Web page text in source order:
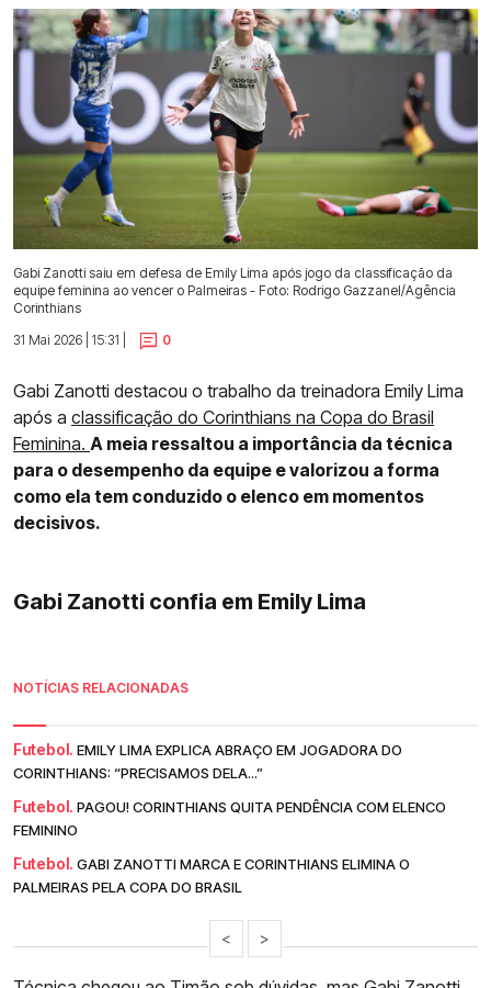
Gabi Zanotti saiu em defesa de Emily Lima após jogo da classificação da
equipe feminina ao vencer o Palmeiras - Foto: Rodrigo Gazzanel/Agência
Corinthians
31 Mai 2026 | 15:31 |
0
Gabi Zanotti destacou o trabalho da treinadora Emily Lima
após a classificação do Corinthians na Copa do Brasil
Feminina. A meia ressaltou a importância da técnica
para o desempenho da equipe e valorizou a forma
como ela tem conduzido o elenco em momentos
decisivos.
Gabi Zanotti confia em Emily Lima
NOTÍCIAS RELACIONADAS
Futebol. EMILY LIMA EXPLICA ABRAÇO EM JOGADORA DO
CORINTHIANS: “PRECISAMOS DELA...”
Futebol. PAGOU! CORINTHIANS QUITA PENDÊNCIA COM ELENCO
FEMININO
Futebol. GABI ZANOTTI MARCA E CORINTHIANS ELIMINA O
PALMEIRAS PELA COPA DO BRASIL
< >